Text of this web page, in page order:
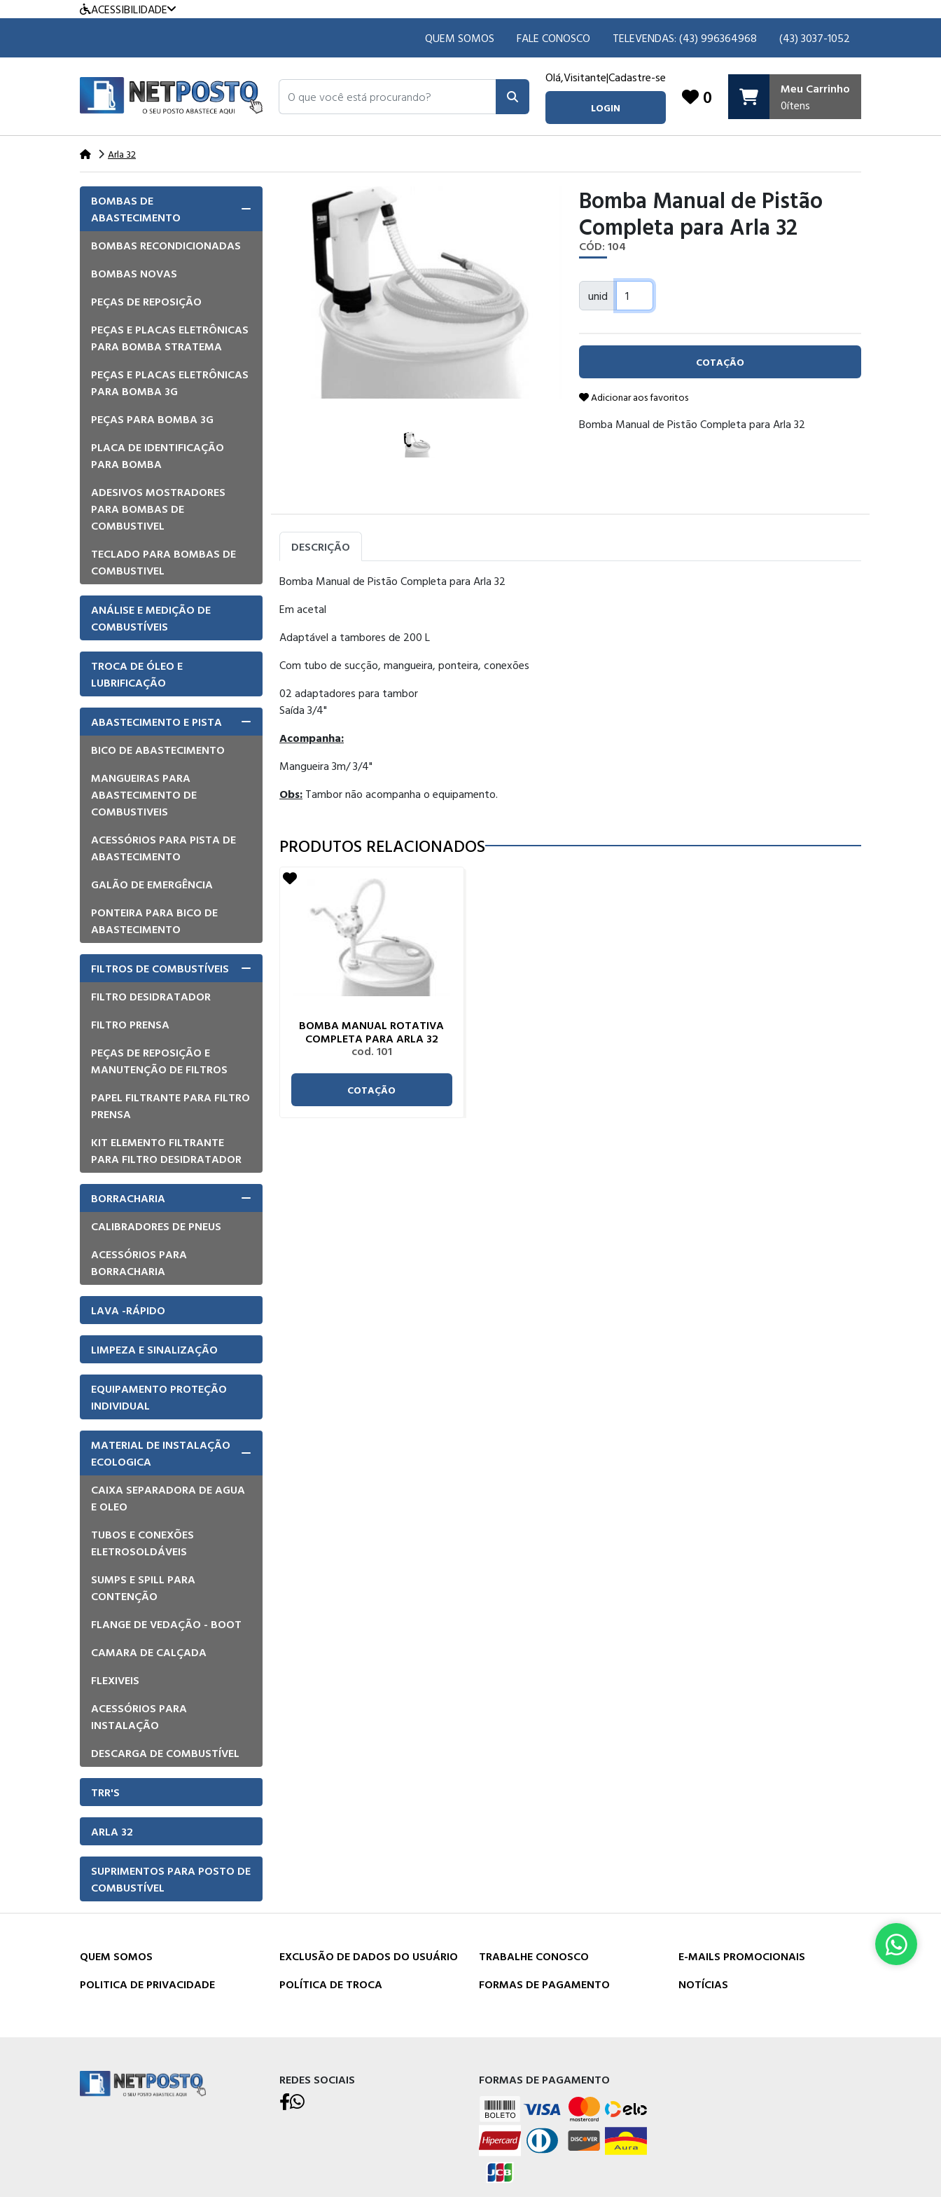
ACESSIBILIDADE
QUEM SOMOS
FALE CONOSCO TELEVENDAS: (43) 996364968 (43) 3037-1052
O que você está procurando? Olá,Visitante|Cadastre-se
LOGIN 0
Meu Carrinho
0ítens
Arla 32
BOMBAS DE
ABASTECIMENTO
BOMBAS RECONDICIONADAS
BOMBAS NOVAS
PEÇAS DE REPOSIÇÃO
PEÇAS E PLACAS ELETRÔNICAS
PARA BOMBA STRATEMA
PEÇAS E PLACAS ELETRÔNICAS
PARA BOMBA 3G
PEÇAS PARA BOMBA 3G
PLACA DE IDENTIFICAÇÃO
PARA BOMBA
ADESIVOS MOSTRADORES
PARA BOMBAS DE
COMBUSTIVEL
TECLADO PARA BOMBAS DE
COMBUSTIVEL
ANÁLISE E MEDIÇÃO DE
COMBUSTÍVEIS
TROCA DE ÓLEO E
LUBRIFICAÇÃO
ABASTECIMENTO E PISTA
BICO DE ABASTECIMENTO
MANGUEIRAS PARA
ABASTECIMENTO DE
COMBUSTIVEIS
ACESSÓRIOS PARA PISTA DE
ABASTECIMENTO
GALÃO DE EMERGÊNCIA
PONTEIRA PARA BICO DE
ABASTECIMENTO
FILTROS DE COMBUSTÍVEIS
FILTRO DESIDRATADOR
FILTRO PRENSA
PEÇAS DE REPOSIÇÃO E
MANUTENÇÃO DE FILTROS
PAPEL FILTRANTE PARA FILTRO
PRENSA
KIT ELEMENTO FILTRANTE
PARA FILTRO DESIDRATADOR
BORRACHARIA
CALIBRADORES DE PNEUS
ACESSÓRIOS PARA
BORRACHARIA
LAVA -RÁPIDO
LIMPEZA E SINALIZAÇÃO
EQUIPAMENTO PROTEÇÃO
INDIVIDUAL
MATERIAL DE INSTALAÇÃO
ECOLOGICA
CAIXA SEPARADORA DE AGUA
E OLEO
TUBOS E CONEXÕES
ELETROSOLDÁVEIS
SUMPS E SPILL PARA
CONTENÇÃO
FLANGE DE VEDAÇÃO - BOOT
CAMARA DE CALÇADA
FLEXIVEIS
ACESSÓRIOS PARA
INSTALAÇÃO
DESCARGA DE COMBUSTÍVEL
TRR'S
ARLA 32
SUPRIMENTOS PARA POSTO DE
COMBUSTÍVEL
Bomba Manual de Pistão
Completa para Arla 32
CÓD: 104
unid
COTAÇÃO
Adicionar aos favoritos
Bomba Manual de Pistão Completa para Arla 32
DESCRIÇÃO
Bomba Manual de Pistão Completa para Arla 32
Em acetal
Adaptável a tambores de 200 L
Com tubo de sucção, mangueira, ponteira, conexões
02 adaptadores para tambor
Saída 3/4"
Acompanha:
Mangueira 3m/ 3/4"
Obs: Tambor não acompanha o equipamento.
PRODUTOS RELACIONADOS
BOMBA MANUAL ROTATIVA
COMPLETA PARA ARLA 32
cod. 101
COTAÇÃO
QUEM SOMOS EXCLUSÃO DE DADOS DO USUÁRIO TRABALHE CONOSCO
E-MAILS PROMOCIONAIS
POLITICA DE PRIVACIDADE
POLÍTICA DE TROCA FORMAS DE PAGAMENTO NOTÍCIAS
REDES SOCIAIS FORMAS DE PAGAMENTO